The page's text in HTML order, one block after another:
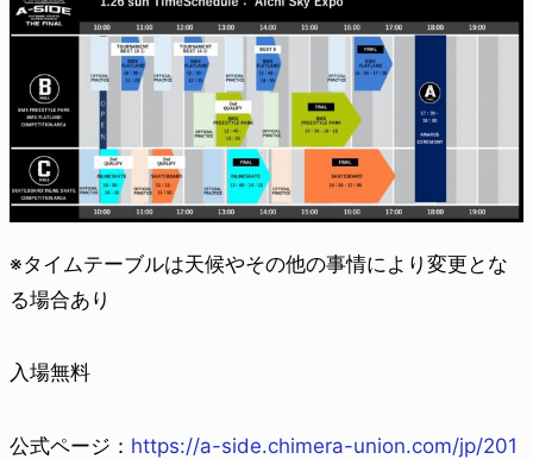
※タイムテーブルは天候やその他の事情により変更とな
る場合あり
入場無料
公式ページ： https://a-side.chimera-union.com/jp/201